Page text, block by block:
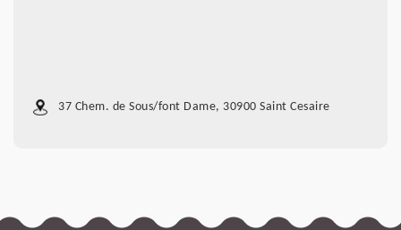
37 Chem. de Sous/font Dame, 30900 Saint Cesaire